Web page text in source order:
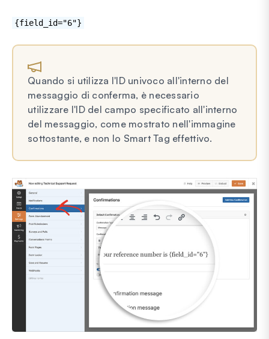
{field_id="6"}
Quando si utilizza l'ID univoco all'interno del
messaggio di conferma, è necessario
utilizzare l'ID del campo specificato all'interno
del messaggio, come mostrato nell'immagine
sottostante, e non lo Smart Tag effettivo.